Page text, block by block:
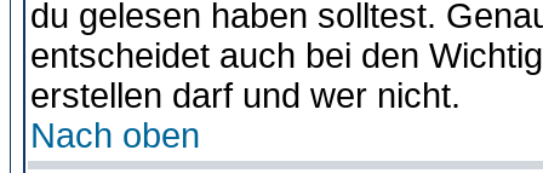
du gelesen haben solltest.
entscheidet auch bei den
erstellen darf und wer nicht.
Nach oben